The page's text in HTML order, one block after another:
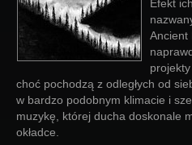
Efekt
Ancient
choć pochodzą z odległych od
w bardzo podobnym klimacie i
muzykę, której ducha doskonale
okładce.